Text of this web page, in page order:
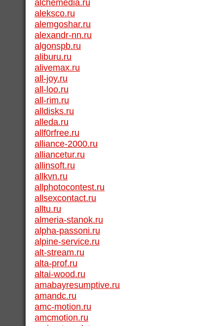
alchemedia.ru
aleksco.ru
alemgoshar.ru
alexandr-nn.ru
algonspb.ru
aliburu.ru
alivemax.ru
all-joy.ru
all-loo.ru
all-rim.ru
alldisks.ru
alleda.ru
allf0rfree.ru
alliance-2000.ru
alliancetur.ru
allinsoft.ru
allkvn.ru
allphotocontest.ru
allsexcontact.ru
alltu.ru
almeria-stanok.ru
alpha-passoni.ru
alpine-service.ru
alt-stream.ru
alta-prof.ru
altai-wood.ru
amabayresumptive.ru
amandc.ru
amc-motion.ru
amcmotion.ru